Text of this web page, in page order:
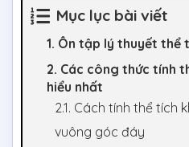
Mục lục bài viết
1. Ôn tập lý thuyết thể
2. Các công thức tính
hiểu nhất
2.1. Cách tính thể tích
vuông góc đáy